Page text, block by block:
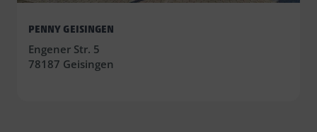
PENNY GEISINGEN
Engener Str. 5
78187 Geisingen